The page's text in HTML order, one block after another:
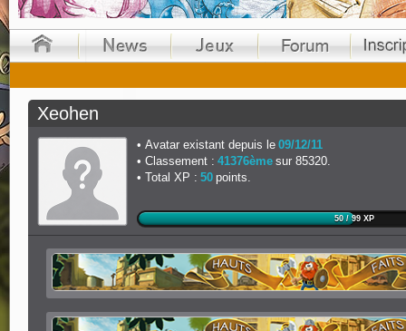
Xeohen
Avatar existant depuis le 09/12/11
Classement : 41376ème sur 85320.
Total XP : 50 points.
50 / 99 XP